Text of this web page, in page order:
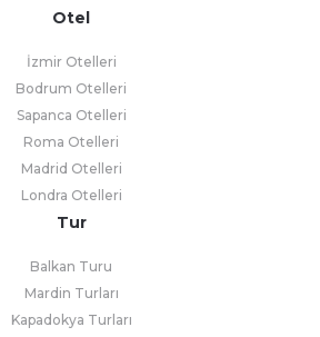
Otel
İzmir Otelleri
Bodrum Otelleri
Sapanca Otelleri
Roma Otelleri
Madrid Otelleri
Londra Otelleri
Tur
Balkan Turu
Mardin Turları
Kapadokya Turları